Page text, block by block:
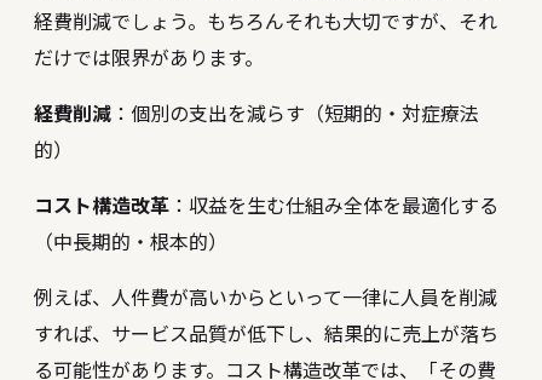
経費削減でしょう。もちろんそれも大切ですが、それ
だけでは限界があります。
経費削減 ：個別の支出を減らす（短期的・対症療法
的）
コスト構造改革 ：収益を生む仕組み全体を最適化する
（中長期的・根本的）
例えば、人件費が高いからといって一律に人員を削減
すれば、サービス品質が低下し、結果的に売上が落ち
る可能性があります。コスト構造改革では、「その費